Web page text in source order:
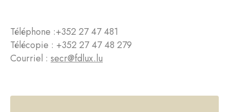
Téléphone :+352 27 47 481
Télécopie : +352 27 47 48 279
Courriel : secr@fdlux.lu